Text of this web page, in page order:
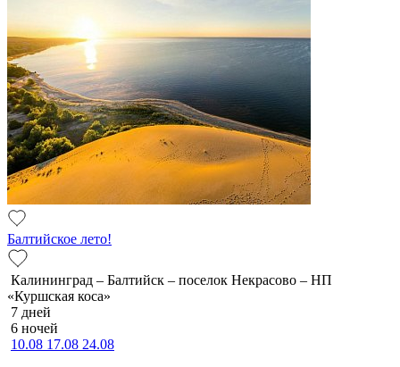
Балтийское лето!
Калининград – Балтийск – поселок Некрасово – НП
«Куршская коса»
7 дней
6 ночей
10.08 17.08 24.08